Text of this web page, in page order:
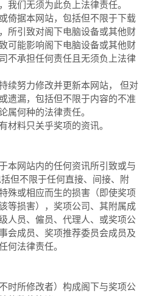
我们无须为此负上法律责任。
倚据本网站，包括但不限于下载
所引致对阁下电脑设备或其他财
可能影响阁下电脑设备或其他财
不承担任何责任且无须负上法律
续努力修改并更新本网站， 但对
遗漏，包括但不限于内容的不准
属何种的法律责任。
材料只关乎奖项的资讯。
本网站内的任何资讯所引致或与
但不限于任何直接、间接、附
殊或相应而生的损害（即使奖项
等损害），奖项公司、其附属成
人员、僱员、代理人、或奖项公
会成员、奖项推荐委员会成员及
何法律责任。
时所修改者）构成阁下与奖项公